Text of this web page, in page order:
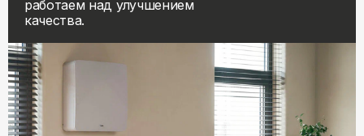
работаем над улучшением
качества.